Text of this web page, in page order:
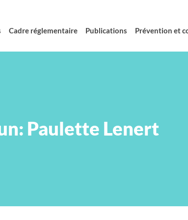
Cadre réglementaire Publications Prévention et
Paulette Lenert